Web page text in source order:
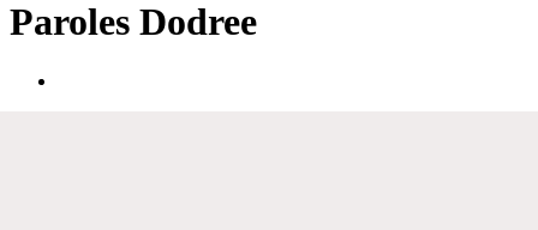
Paroles Dodree